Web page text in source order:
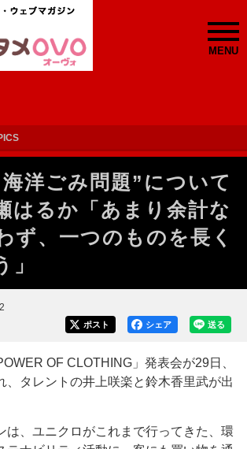
MENU
洋ごみ問題”について
るか「あまり余計な
ず、一つのものを長く
」
送る
シェア
ポスト
OF CLOTHING」発表会が29日、
、タレントの井上咲楽と鈴木香里武が出
、ユニクロがこれまで行ってきた、環